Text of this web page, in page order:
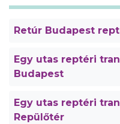
Retúr Budapest
Egy utas reptéri
Budapest
Egy utas reptéri
Repülőtér